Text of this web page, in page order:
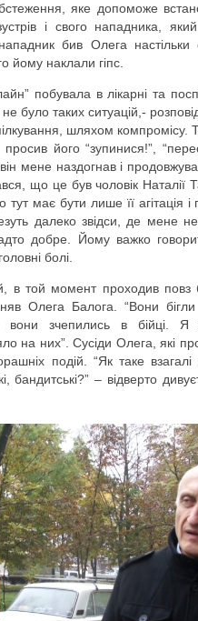
яке допоможе
і свого нападника,
бив Олега
йому наклали гіпс.
побувала в лікарні та
було таких ситуацій,-
шляхом компромісу.
його “зупинися!”,
мене наздогнав і
що це був чоловік Наталії
має бути лише її агітація
далеко звідси, де мене
добре. Йому важко
болі.
в той момент проходив повз
Олега Балога. “Вони
вони зчепились в бійці. Я
на них”. Сусіди Олега, які
подій. “Як таке
– відверто